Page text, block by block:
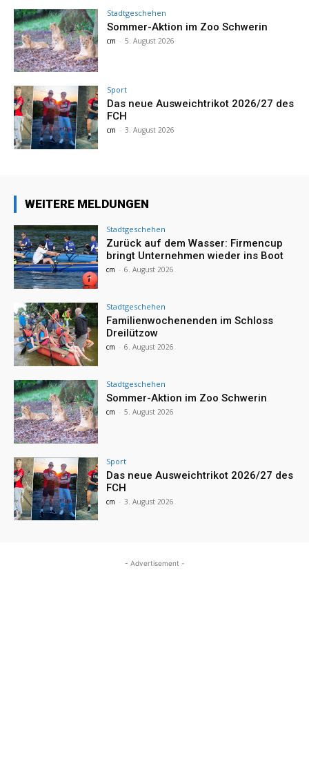
Stadtgeschehen
Sommer-Aktion im Zoo Schwerin
cm - 5. August 2026
Sport
Das neue Ausweichtrikot 2026/27 des
FCH
cm - 3. August 2026
WEITERE MELDUNGEN
Stadtgeschehen
Zurück auf dem Wasser: Firmencup
bringt Unternehmen wieder ins Boot
cm - 6. August 2026
Stadtgeschehen
Familienwochenenden im Schloss
Dreilützow
cm - 6. August 2026
Stadtgeschehen
Sommer-Aktion im Zoo Schwerin
cm - 5. August 2026
Sport
Das neue Ausweichtrikot 2026/27 des
FCH
cm - 3. August 2026
- Advertisement -